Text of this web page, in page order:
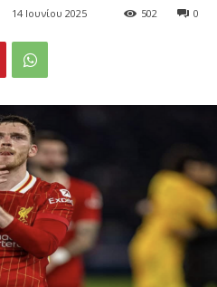
14 Ιουνίου 2025 0
502